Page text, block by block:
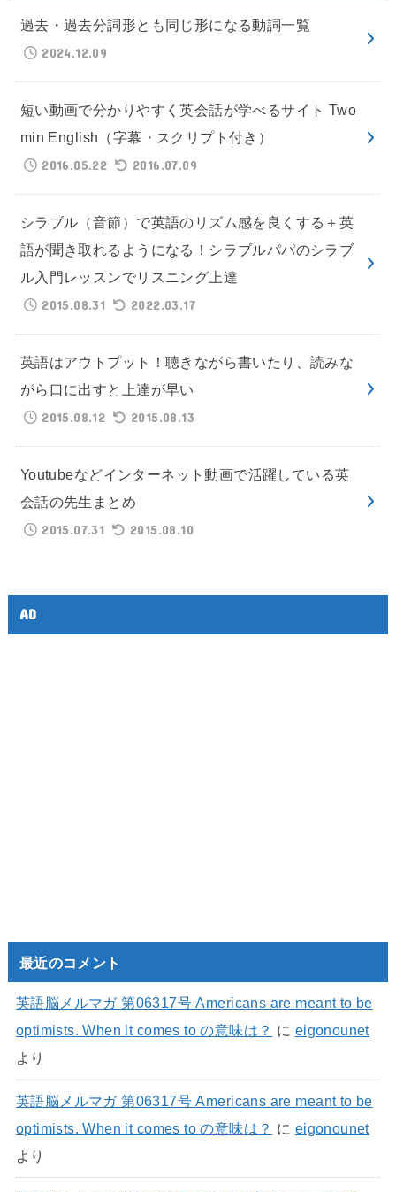
過去・過去分詞形とも同じ形になる動詞一覧
2024.12.09
短い動画で分かりやすく英会話が学べるサイト Two
min English（字幕・スクリプト付き）
2016.05.22
2016.07.09
シラブル（音節）で英語のリズム感を良くする＋英
語が聞き取れるようになる！シラブルパパのシラブ
ル入門レッスンでリスニング上達
2015.08.31
2022.03.17
英語はアウトプット！聴きながら書いたり、読みな
がら口に出すと上達が早い
2015.08.12
2015.08.13
Youtubeなどインターネット動画で活躍している英
会話の先生まとめ
2015.07.31
2015.08.10
AD
最近のコメント
英語脳メルマガ 第06317号 Americans are meant to be
optimists. When it comes to の意味は？ に eigonounet
より
英語脳メルマガ 第06317号 Americans are meant to be
optimists. When it comes to の意味は？ に eigonounet
より